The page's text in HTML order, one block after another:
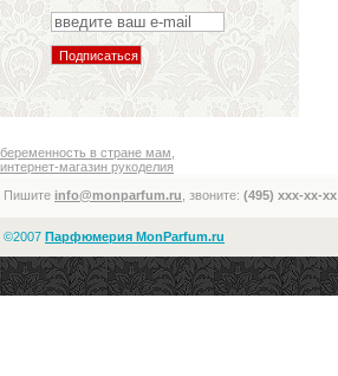
беременность в стране мам
интернет-магазин рукоделия
Пишите info@monparfum.ru , звоните: (495) xxx-xx-xx
©2007 Парфюмерия MonParfum.ru